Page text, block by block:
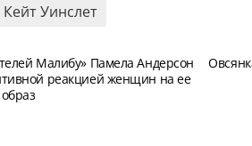
Кейт Уинслет
Малибу» Памела Андерсон
реакцией женщин на ее